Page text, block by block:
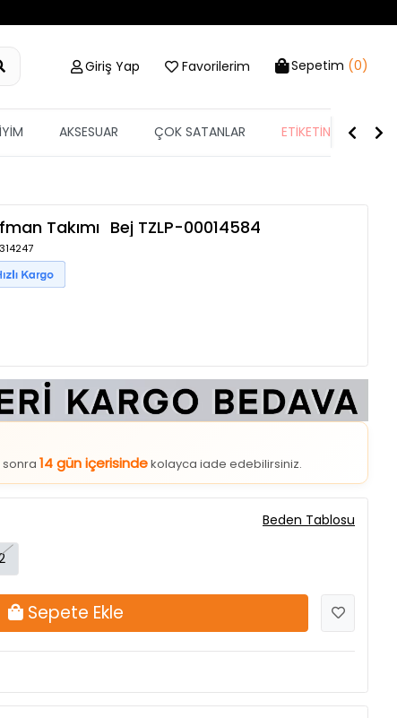
Giriş Yap Favorilerim Sepetim (0)
AKSESUAR ÇOK SATANLAR ETİKETİN YARISI
Takımı Bej TZLP-00014584
sonra14 gün içerisindekolayca iade edebilirsiniz.
Koleksiyona Ekle